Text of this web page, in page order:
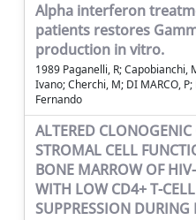
Alpha interferon
patients restores
production in vitro.
1989 Paganelli, R;
Ivano; Cherchi, M; DI MARCO,
Fernando
ALTERED
STROMAL CELL
BONE MARROW OF
WITH LOW CD4+ T-
SUPPRESSION DURING